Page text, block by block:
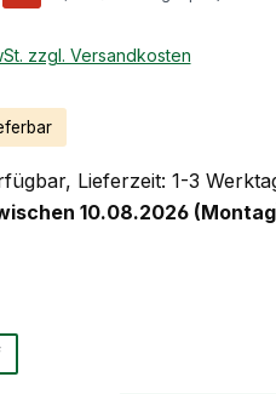
zzgl. Versandkosten
Lieferzeit: 1-3
10.08.2026